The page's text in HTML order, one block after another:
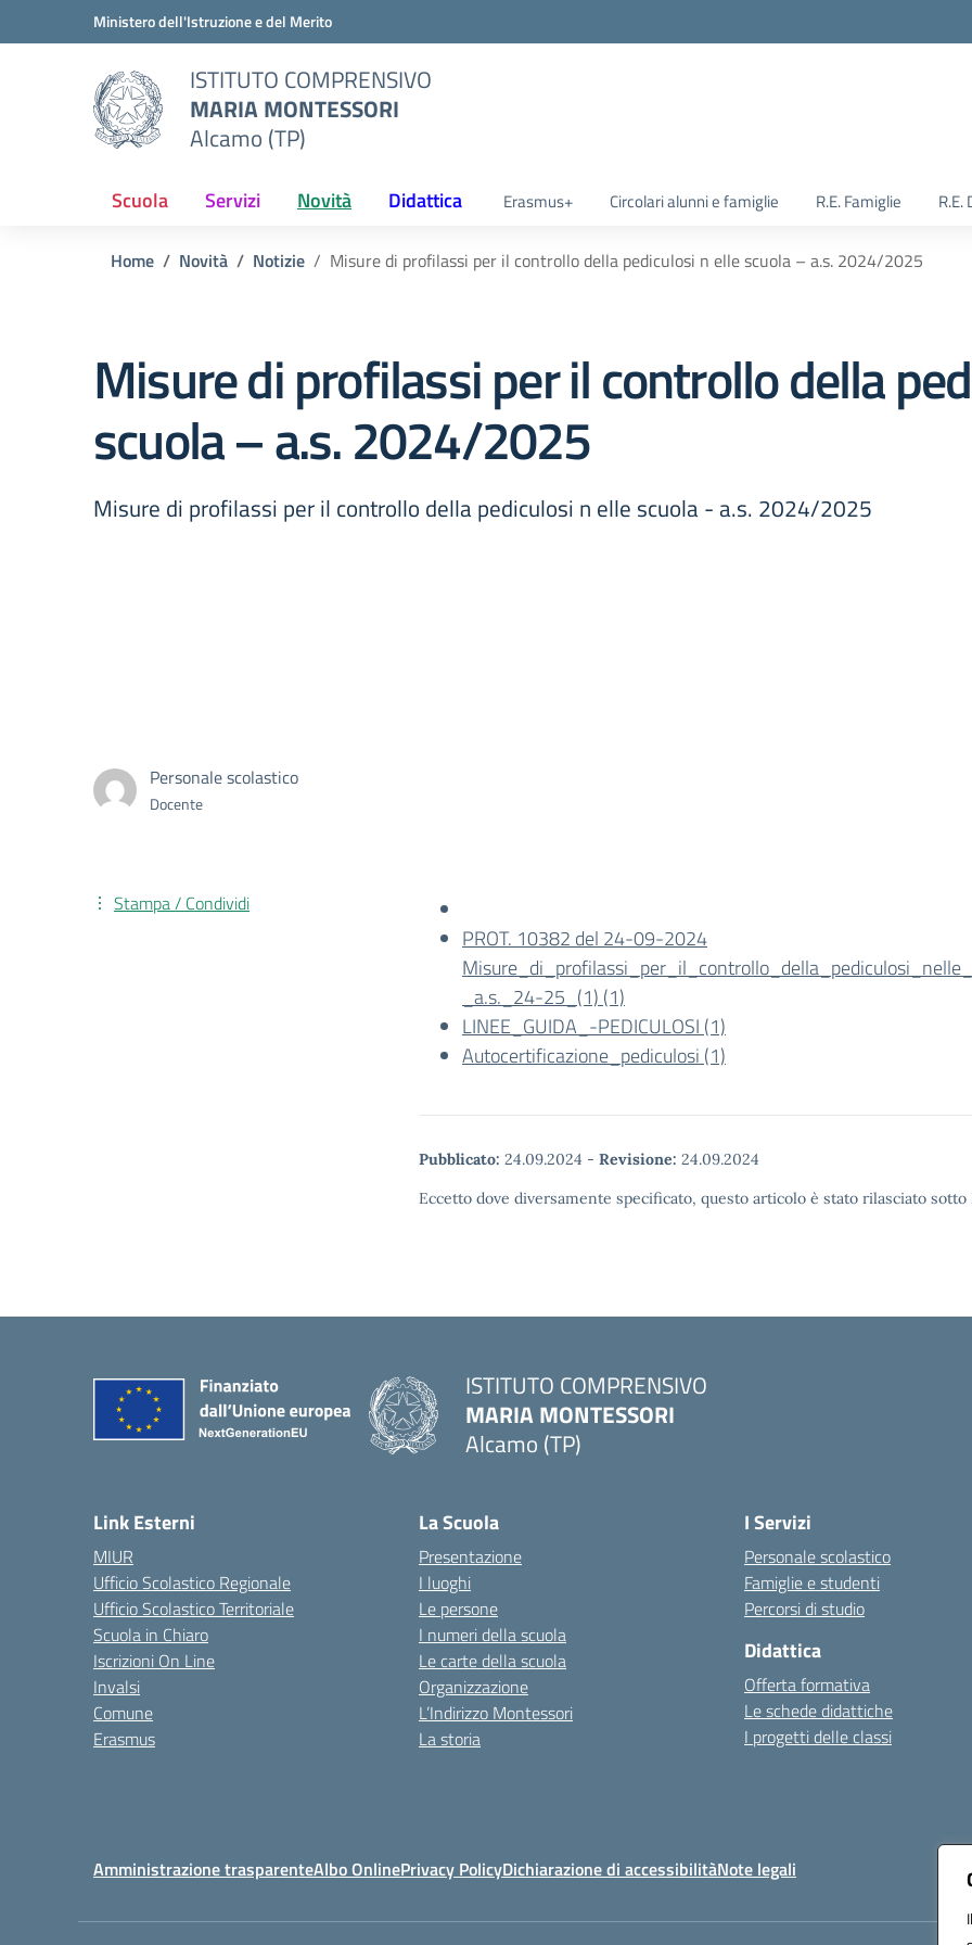
Vai ai contenuti
Vai al menu di navigazioneMinistero dell'Istruzione e del Merito
ISTITUTO COMPRENSIVO
MARIA MONTESSORI
Alcamo (TP)
Scuola Servizi Novità Didattica Erasmus+ Circolari alunni e famiglie R.E. Famiglie R.E.
Home Novità Notizie Misure di profilassi per il controllo della pediculosi n elle scuola – a.s. 2024/2025
Misure di profilassi per il controllo della
scuola – a.s. 2024/2025
Misure di profilassi per il controllo della pediculosi n elle scuola - a.s. 2024/2025
Personale scolastico
Docente
PROT. 10382 del 24-09-2024
_a.s._24-25_(1) (1)
LINEE_GUIDA_-PEDICULOSI (1)
Autocertificazione_pediculosi (1)
Pubblicato: 24.09.2024 - Revisione: 24.09.2024
Eccetto dove diversamente specificato, questo articolo è stato rilasciato
Stampa / Condividi
ISTITUTO COMPRENSIVO
MARIA MONTESSORI
Alcamo (TP)
Link Esterni
MIUR
Ufficio Scolastico Regionale
Ufficio Scolastico Territoriale
Scuola in Chiaro
Iscrizioni On Line
Invalsi
Comune
Erasmus
La Scuola
Presentazione
I luoghi
Le persone
I numeri della scuola
Le carte della scuola
Organizzazione
L’Indirizzo Montessori
La storia
I Servizi
Personale scolastico
Famiglie e studenti
Percorsi di studio
Didattica
Offerta formativa
Le schede didattiche
I progetti delle classi
Amministrazione trasparenteAlbo OnlinePrivacy PolicyDichiarazione di accessibilitàNote legali